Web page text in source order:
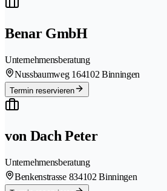
Benar GmbH
Unternehmensberatung
Nussbaumweg 164102 Binningen
Termin reservieren
von Dach Peter
Unternehmensberatung
Benkenstrasse 834102 Binningen